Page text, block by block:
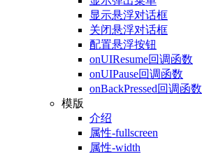
显示悬浮对话框
关闭悬浮对话框
配置悬浮按钮
onUIResume回调函数
onUIPause回调函数
onBackPressed回调函数
模版
介绍
属性-fullscreen
属性-width